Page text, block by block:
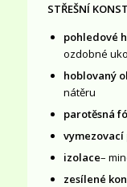
STŘEŠNÍ
pohledové
ozdobné
hoblovaný
nátěru
parotěsná
vymezovací
izolace–
zesílené